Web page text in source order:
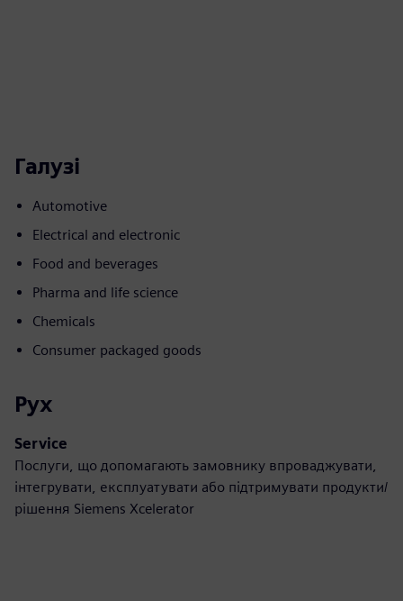
Галузі
Automotive
Electrical and electronic
Food and beverages
Pharma and life science
Chemicals
Consumer packaged goods
Рух
Service
Послуги, що допомагають замовнику впроваджувати,
інтегрувати, експлуатувати або підтримувати продукти/
рішення Siemens Xcelerator